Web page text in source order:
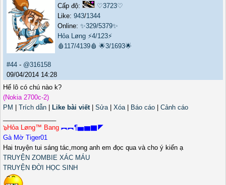
Cấp độ:
♡3723♡
Like:943/1344
Online:✨329/5379✨
Hỏa Løng ⚡4/123⚡
🩸117/4139🩸 🌟3/1693🌟
#44 - @316158
09/04/2014 14:28
Hế lô có chú nào k?
(Nokia 2700c-2)
PM
Trích dẫn Like bài viết| Sửa| Xóa| Báo cáo
Cảnh cáo
๖Hỏa Løng™ Bang ︻︻¶▅▆▇◤
Gà Mờ Tiger01
Hai truyện tui sáng tác,mong anh em đọc qua và cho ý kiến ạ
TRUYỆN ZOMBIE XÁC MÁU
TRUYỆN ĐỜI HỌC SINH